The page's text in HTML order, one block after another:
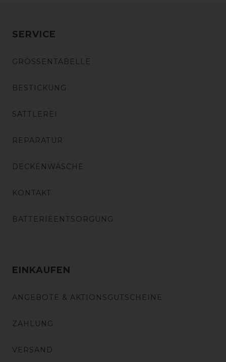
SERVICE
GRÖSSENTABELLE
BESTICKUNG
SATTLEREI
REPARATUR
DECKENWÄSCHE
KONTAKT
BATTERIEENTSORGUNG
EINKAUFEN
ANGEBOTE & AKTIONSGUTSCHEINE
ZAHLUNG
VERSAND